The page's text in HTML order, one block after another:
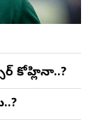
కోహ్లినా..?